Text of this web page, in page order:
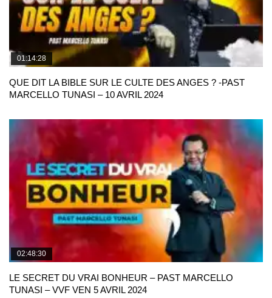
01:14:28
QUE DIT LA BIBLE SUR LE CULTE DES ANGES ? -PAST
MARCELLO TUNASI – 10 AVRIL 2024
02:48:30
LE SECRET DU VRAI BONHEUR – PAST MARCELLO
TUNASI – VVF VEN 5 AVRIL 2024